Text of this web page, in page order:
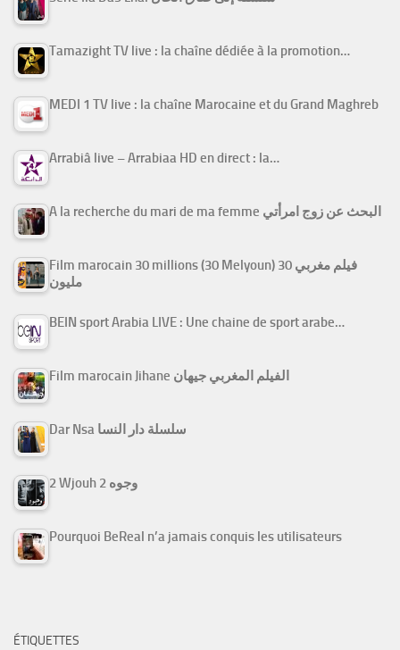
Tamazight TV live : la chaîne dédiée à la promotion…
MEDI 1 TV live : la chaîne Marocaine et du Grand Maghreb
Arrabiâ live – Arrabiaa HD en direct : la…
A la recherche du mari de ma femme البحث عن زوج امرأتي
Film marocain 30 millions (30 Melyoun) فيلم مغربي 30
مليون
BEIN sport Arabia LIVE : Une chaine de sport arabe…
Film marocain Jihane الفيلم المغربي جيهان
Dar Nsa سلسلة دار النسا
2 Wjouh 2 وجوه
Pourquoi BeReal n’a jamais conquis les utilisateurs
ÉTIQUETTES